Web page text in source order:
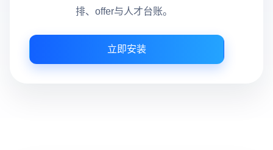
排、offer与人才台账。
立即安装